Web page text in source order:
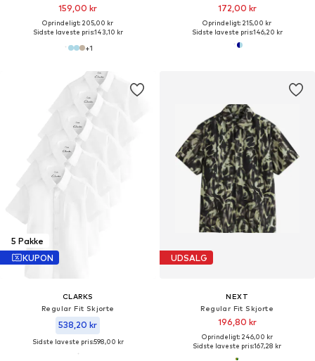
159,00 kr
Oprindeligt: 205,00 kr
Sidste laveste pris:143,10 kr
+1
172,00 kr
Oprindeligt: 215,00 kr
Sidste laveste pris:146,20 kr
5 Pakke
KUPON
CLARKS
Regular Fit Skjorte
538,20 kr
Sidste laveste pris:598,00 kr
UDSALG
NEXT
Regular Fit Skjorte
196,80 kr
Oprindeligt: 246,00 kr
Sidste laveste pris:167,28 kr